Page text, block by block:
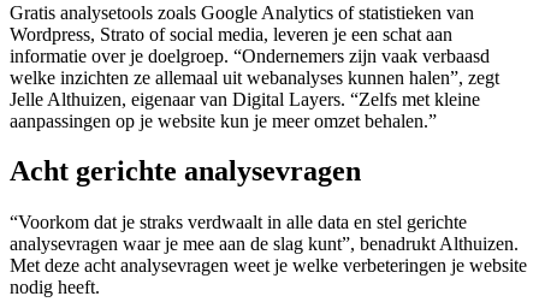
Gratis analysetools zoals Google Analytics of statistieken van
Wordpress, Strato of social media, leveren je een schat aan
informatie over je doelgroep. “Ondernemers zijn vaak verbaasd
welke inzichten ze allemaal uit webanalyses kunnen halen”, zegt
Jelle Althuizen, eigenaar van Digital Layers. “Zelfs met kleine
aanpassingen op je website kun je meer omzet behalen.”
Acht gerichte analysevragen
“Voorkom dat je straks verdwaalt in alle data en stel gerichte
analysevragen waar je mee aan de slag kunt”, benadrukt Althuizen.
Met deze acht analysevragen weet je welke verbeteringen je website
nodig heeft.